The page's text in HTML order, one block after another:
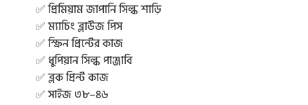
✅ প্রিমিয়াম জাপানি সিল্ক শাড়ি
✅ ম্যাচিং ব্লাউজ পিস
✅ স্ক্রিন প্রিন্টের কাজ
✅ ধুপিয়ান সিল্ক পাঞ্জাবি
✅ ব্লক প্রিন্ট কাজ
✅ সাইজ ৩৮–৪৬